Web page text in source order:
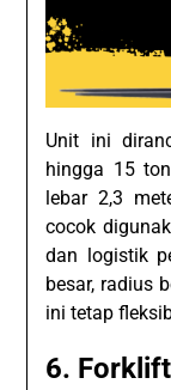
Unit ini
hingga 15
lebar 2,3
cocok
dan logistik
besar, radius
ini tetap
6.